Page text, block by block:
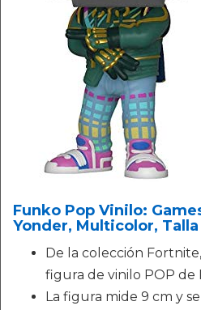
Funko Pop Vinilo:
Yonder, Multicolor, Talla
De la colección
figura de vinilo POP de
La figura mide 9 cm y